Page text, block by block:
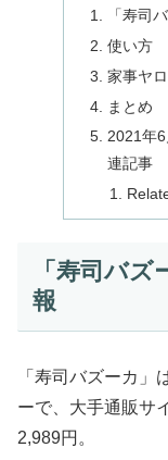
「寿司
使い方
家事ヤ
まとめ
2021年
連記事
「寿司バ
報
「寿司バズーカ」
ーで、大手通販サ
2,989円。